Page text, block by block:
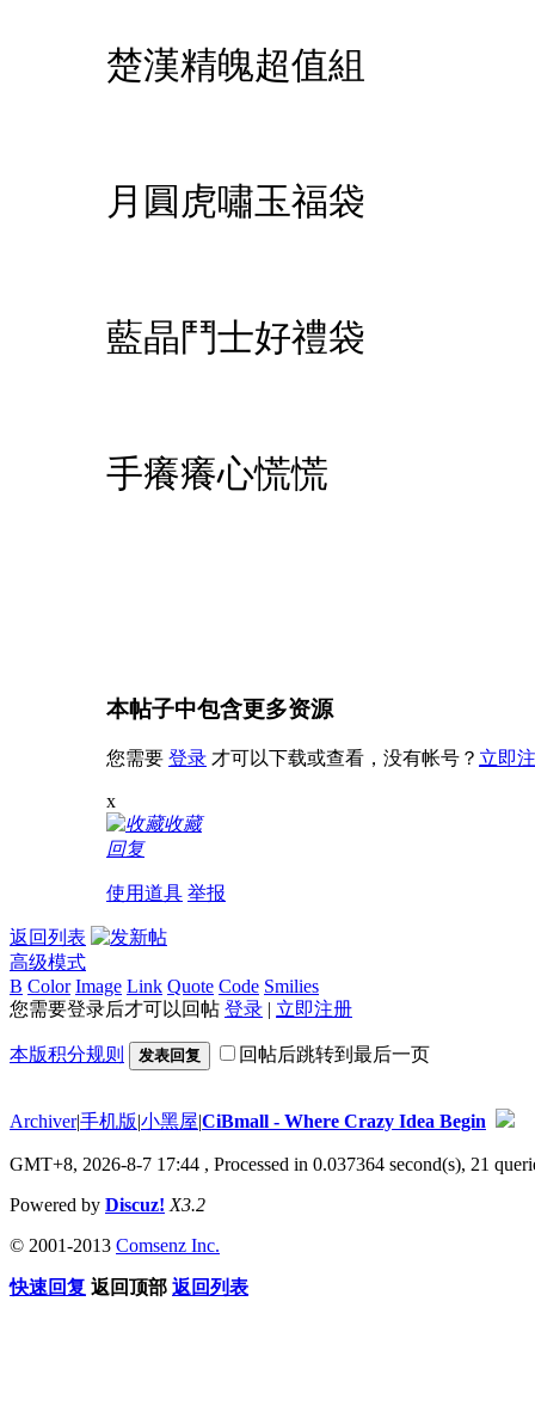
楚漢精魄超值組
月圓虎嘯玉福袋
藍晶鬥士好禮袋
手癢癢心慌慌
本帖子中包含更多资源
您需要 登录 才可以下载或查看，没有帐号？ 立即
x
收藏
回复
使用道具 举报
返回列表
高级模式
B Color Image Link Quote Code Smilies
您需要登录后才可以回帖 登录 | 立即注册
本版积分规则 发表回复 回帖后跳转到最后一页
Archiver|手机版|小黑屋|CiBmall - Where Crazy Idea Begin
GMT+8, 2026-8-7 17:44 , Processed in 0.037364 second(s), 21
Powered by Discuz! X3.2
© 2001-2013 Comsenz Inc.
快速回复 返回顶部 返回列表